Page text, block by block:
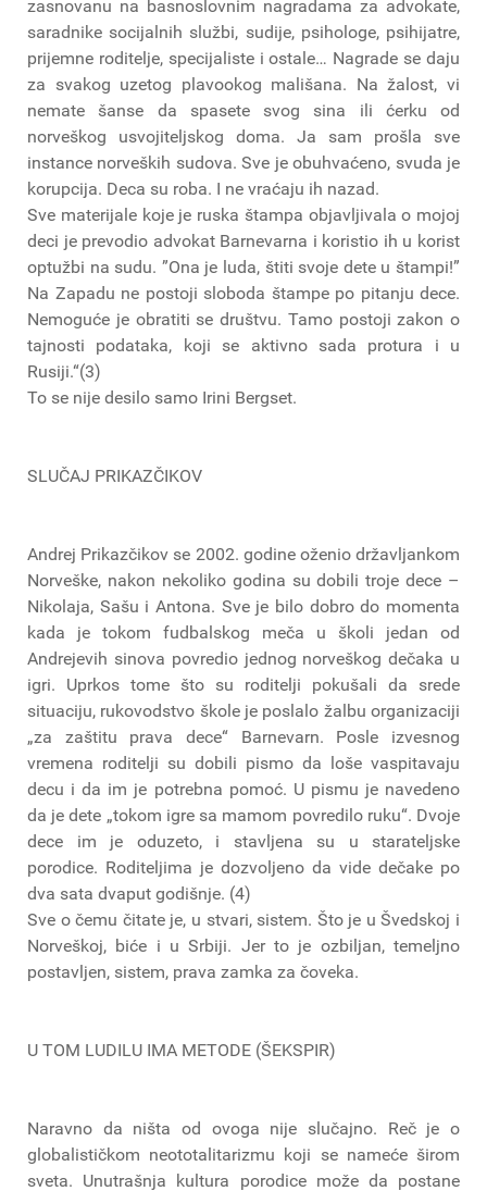
zasnovanu na basnoslovnim nagradama za advokate,
saradnike socijalnih službi, sudije, psihologe, psihijatre,
prijemne roditelje, specijaliste i ostale… Nagrade se daju
za svakog uzetog plavookog mališana. Na žalost, vi
nemate šanse da spasete svog sina ili ćerku od
norveškog usvojiteljskog doma. Ja sam prošla sve
instance norveških sudova. Sve je obuhvaćeno, svuda je
korupcija. Deca su roba. I ne vraćaju ih nazad.
Sve materijale koje je ruska štampa objavljivala o mojoj
deci je prevodio advokat Barnevarna i koristio ih u korist
optužbi na sudu. ”Ona je luda, štiti svoje dete u štampi!”
Na Zapadu ne postoji sloboda štampe po pitanju dece.
Nemoguće je obratiti se društvu. Tamo postoji zakon o
tajnosti podataka, koji se aktivno sada protura i u
Rusiji.“(3)
To se nije desilo samo Irini Bergset.
SLUČAJ PRIKAZČIKOV
Andrej Prikazčikov se 2002. godine oženio državljankom
Norveške, nakon nekoliko godina su dobili troje dece –
Nikolaja, Sašu i Antona. Sve je bilo dobro do momenta
kada je tokom fudbalskog meča u školi jedan od
Andrejevih sinova povredio jednog norveškog dečaka u
igri. Uprkos tome što su roditelji pokušali da srede
situaciju, rukovodstvo škole je poslalo žalbu organizaciji
„za zaštitu prava dece“ Barnevarn. Posle izvesnog
vremena roditelji su dobili pismo da loše vaspitavaju
decu i da im je potrebna pomoć. U pismu je navedeno
da je dete „tokom igre sa mamom povredilo ruku“. Dvoje
dece im je oduzeto, i stavljena su u starateljske
porodice. Roditeljima je dozvoljeno da vide dečake po
dva sata dvaput godišnje. (4)
Sve o čemu čitate je, u stvari, sistem. Što je u Švedskoj i
Norveškoj, biće i u Srbiji. Jer to je ozbiljan, temeljno
postavljen, sistem, prava zamka za čoveka.
U TOM LUDILU IMA METODE (ŠEKSPIR)
Naravno da ništa od ovoga nije slučajno. Reč je o
globalističkom neototalitarizmu koji se nameće širom
sveta. Unutrašnja kultura porodice može da postane